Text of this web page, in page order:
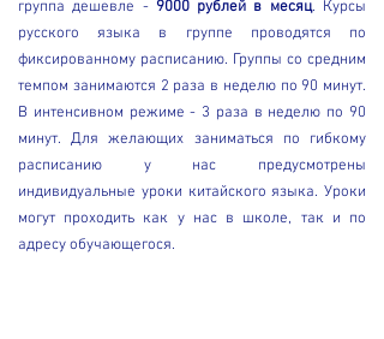
группа дешевле - 9000 рублей в месяц. Курсы
русского языка в группе проводятся по
фиксированному расписанию. Группы со средним
темпом занимаются 2 раза в неделю по 90 минут.
В интенсивном режиме - 3 раза в неделю по 90
минут. Для желающих заниматься по гибкому
расписанию у нас предусмотрены
индивидуальные уроки китайского языка. Уроки
могут проходить как у нас в школе, так и по
адресу обучающегося.